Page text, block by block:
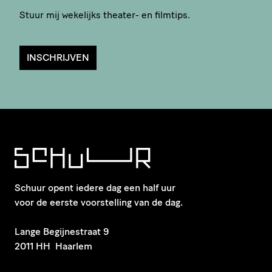
Stuur mij wekelijks theater- en filmtips.
INSCHRIJVEN
Schuur opent iedere dag een half uur
voor de eerste voorstelling van de dag.
​Lange Begijnestraat 9
2011 HH Haarlem